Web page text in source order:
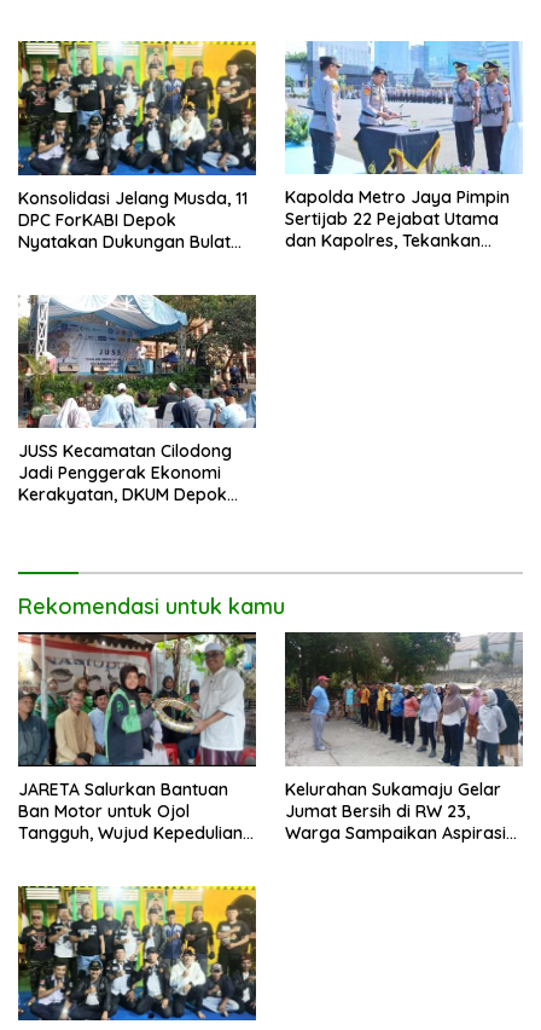
Konsolidasi Jelang Musda, 11
DPC ForKABI Depok
Nyatakan Dukungan Bulat
Kapolda Metro Jaya Pimpin
Sertijab 22 Pejabat Utama
dan Kapolres, Tekankan
JUSS Kecamatan Cilodong
Jadi Penggerak Ekonomi
Kerakyatan, DKUM Depok
Rekomendasi untuk kamu
JARETA Salurkan Bantuan
Ban Motor untuk Ojol
Tangguh, Wujud Kepedulian
Kelurahan Sukamaju Gelar
Jumat Bersih di RW 23,
Warga Sampaikan Aspirasi